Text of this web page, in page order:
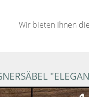
Wir bieten Ihnen